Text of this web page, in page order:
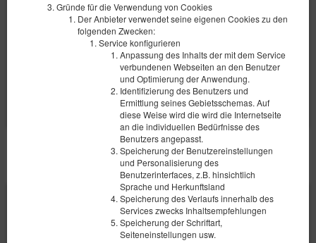
Gründe für die Verwendung von Cookies
Der Anbieter verwendet seine eigenen Cookies zu den
folgenden Zwecken:
Service konfigurieren
Anpassung des Inhalts der mit dem Service
verbundenen Webseiten an den Benutzer
und Optimierung der Anwendung.
Identifizierung des Benutzers und
Ermittlung seines Gebietsschemas. Auf
diese Weise wird die wird die Internetseite
an die individuellen Bedürfnisse des
Benutzers angepasst.
Speicherung der Benutzereinstellungen
und Personalisierung des
Benutzerinterfaces, z.B. hinsichtlich
Sprache und Herkunftsland
Speicherung des Verlaufs innerhalb des
Services zwecks Inhaltsempfehlungen
Speicherung der Schriftart,
Seiteneinstellungen usw.
270,00 zł 256,50 zł
Details Verfügbarkeit prüfen
Angebote zeigen
SONSTIGE ANGEBOTE